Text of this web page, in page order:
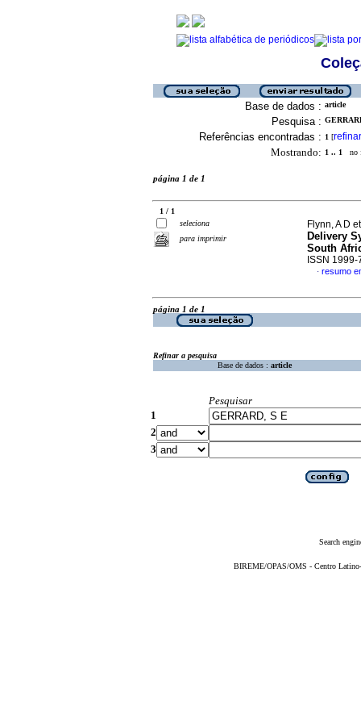
Base de dados : article
Pesquisa :
Referências encontradas : 1 [refinar
Mostrando: 1 .. 1 no
página 1 de 1
1 / 1
seleciona
para imprimir
Flynn, A D
Delivery
South
ISSN 1999-
· resumo
página 1 de 1
Refinar a pesquisa
Base de dados : article
Pesquisar
1
2
3
Search
BIREME/OPAS/OMS - Centro Latino-